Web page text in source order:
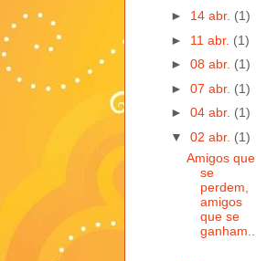
► 14 abr. (1)
► 11 abr. (1)
► 08 abr. (1)
► 07 abr. (1)
► 04 abr. (1)
▼ 02 abr. (1)
Amigos que
se
perdem,
amigos
que se
ganham...